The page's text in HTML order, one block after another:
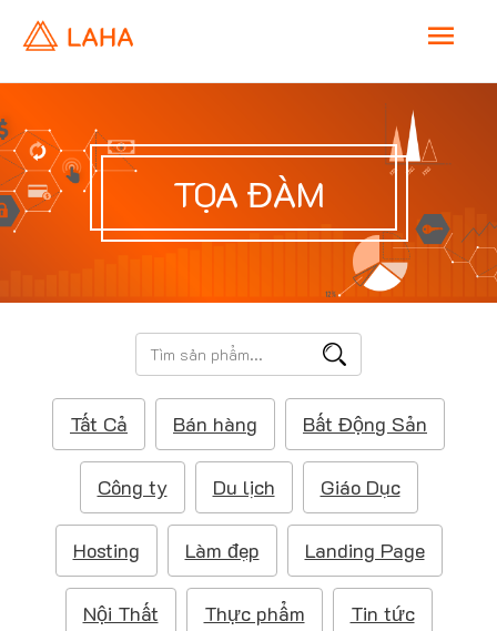
M
a
i
n
n
u
TỌA ĐÀM
T
ì
m
i
ế
m
Tất Cả Bán hàng Bất Động Sản
Công ty Du lịch Giáo Dục
Hosting Làm đẹp Landing Page
Nội Thất Thực phẩm Tin tức